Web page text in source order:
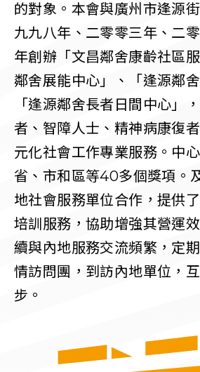
的對象。本會與廣州市逢源
九九八年、二零零三年、二
年創辦「文昌鄰舍康齡社區
鄰舍展能中心」、「逢源鄰
「逢源鄰舍長者日間中心」
者、智障人士、精神病康復
元化社會工作專業服務。中
省、市和區等40多個獎項。
地社會服務單位合作，提供
培訓服務，協助增強其營運
續與內地服務交流頻繁，定
情訪問團，到訪內地單位，
步。
曲/編曲：郭蓋愆 監製